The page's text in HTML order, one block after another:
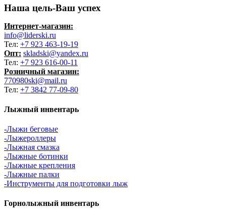
Наша цель-Ваш успех
Интернет-магазин:
info@liderski.ru
Тел: +7 923 463-19-19
Опт: skladski@yandex.ru
Тел: +7 923 616-00-11
Розничный магазин:
770980ski@mail.ru
Тел: +7 3842 77-09-80
Лыжный инвентарь
-Лыжи беговые
-Лыжероллеры
-Лыжная смазка
-Лыжные ботинки
-Лыжные крепления
-Лыжные палки
-Инструменты для подготовки лыж
Горнолыжный инвентарь